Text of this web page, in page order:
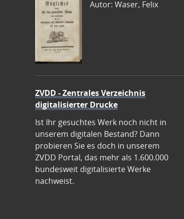
Autor: Waser, Felix
ZVDD - Zentrales Verzeichnis
digitalisierter Drucke
Ist Ihr gesuchtes Werk noch nicht in
unserem digitalen Bestand? Dann
probieren Sie es doch in unserem
ZVDD Portal, das mehr als 1.600.000
bundesweit digitalisierte Werke
nachweist.